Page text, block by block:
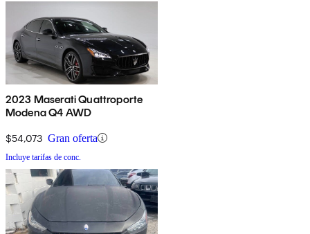
2023 Maserati Quattroporte
Modena Q4 AWD
$54,073 Gran oferta
Incluye tarifas de conc.